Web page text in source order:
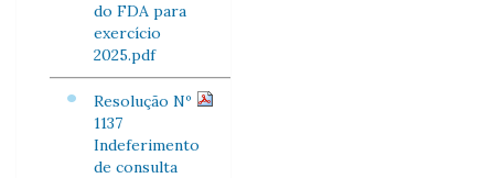
do FDA para
exercício
2025.pdf
Resolução Nº
1137
Indeferimento
de consulta